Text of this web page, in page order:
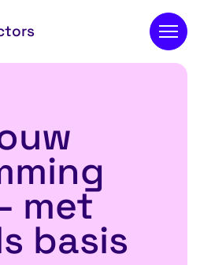
met
basis